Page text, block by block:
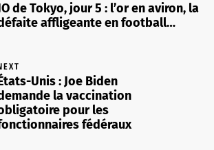
de Tokyo, jour 5 : l’or en aviron, la
affligeante en football…
Unis : Joe Biden
la vaccination
pour les
fédéraux